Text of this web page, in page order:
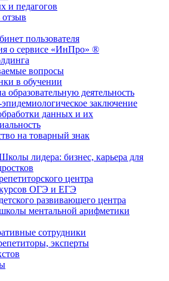
и педагогов
пользователя
о сервисе «ИнПро» ®
вопросы
в обучении
образовательную деятельность
заключение
данных и их
на товарный знак
лидера: бизнес, карьера для
центра
ОГЭ и ЕГЭ
развивающего центра
ментальной арифметики
сотрудники
эксперты